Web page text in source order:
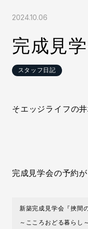
2024.10.06
完成見
スタッフ日記
そエッジライフの井
完成見学会の予約
新築完成見学会『挾間
～こころおどる暮らし～